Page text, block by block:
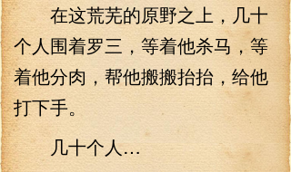
在这荒芜的原野之上，几十
个人围着罗三，等着他杀马，等
着他分肉，帮他搬搬抬抬，给他
打下手。
几十个人…